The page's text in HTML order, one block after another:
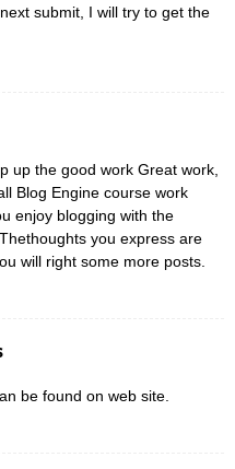
submit, I will try to get the
up the good work Great work,
Blog Engine course work
enjoy blogging with the
you express are
will right some more posts.
be found on web site.